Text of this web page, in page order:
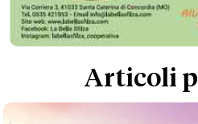
Articoli